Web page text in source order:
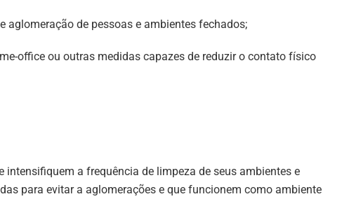
de pessoas e ambientes fechados;
office ou outras medidas capazes de reduzir o contato físico
intensifiquem a frequência de limpeza de seus ambientes e
para evitar a aglomerações e que funcionem como ambiente